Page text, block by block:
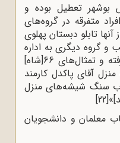
بوشهر تعطیل بوده و
متفرقه در گروه‌های
تابلو دبستان پهلوی
گروه دیگری به اداره
گسترش خدمات خارجی رفته و تمثال‌های 66[شاه]
آقای پاکدل کارمند
سنگ شیشه‌های منزل
[22]
معلمان و دانشجویان